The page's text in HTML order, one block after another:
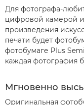
Для фотографа-
цифровой камерой
произведения
печати будет
фотобумаге Plus
каждая фотография
Мгновенно
Оригинальная